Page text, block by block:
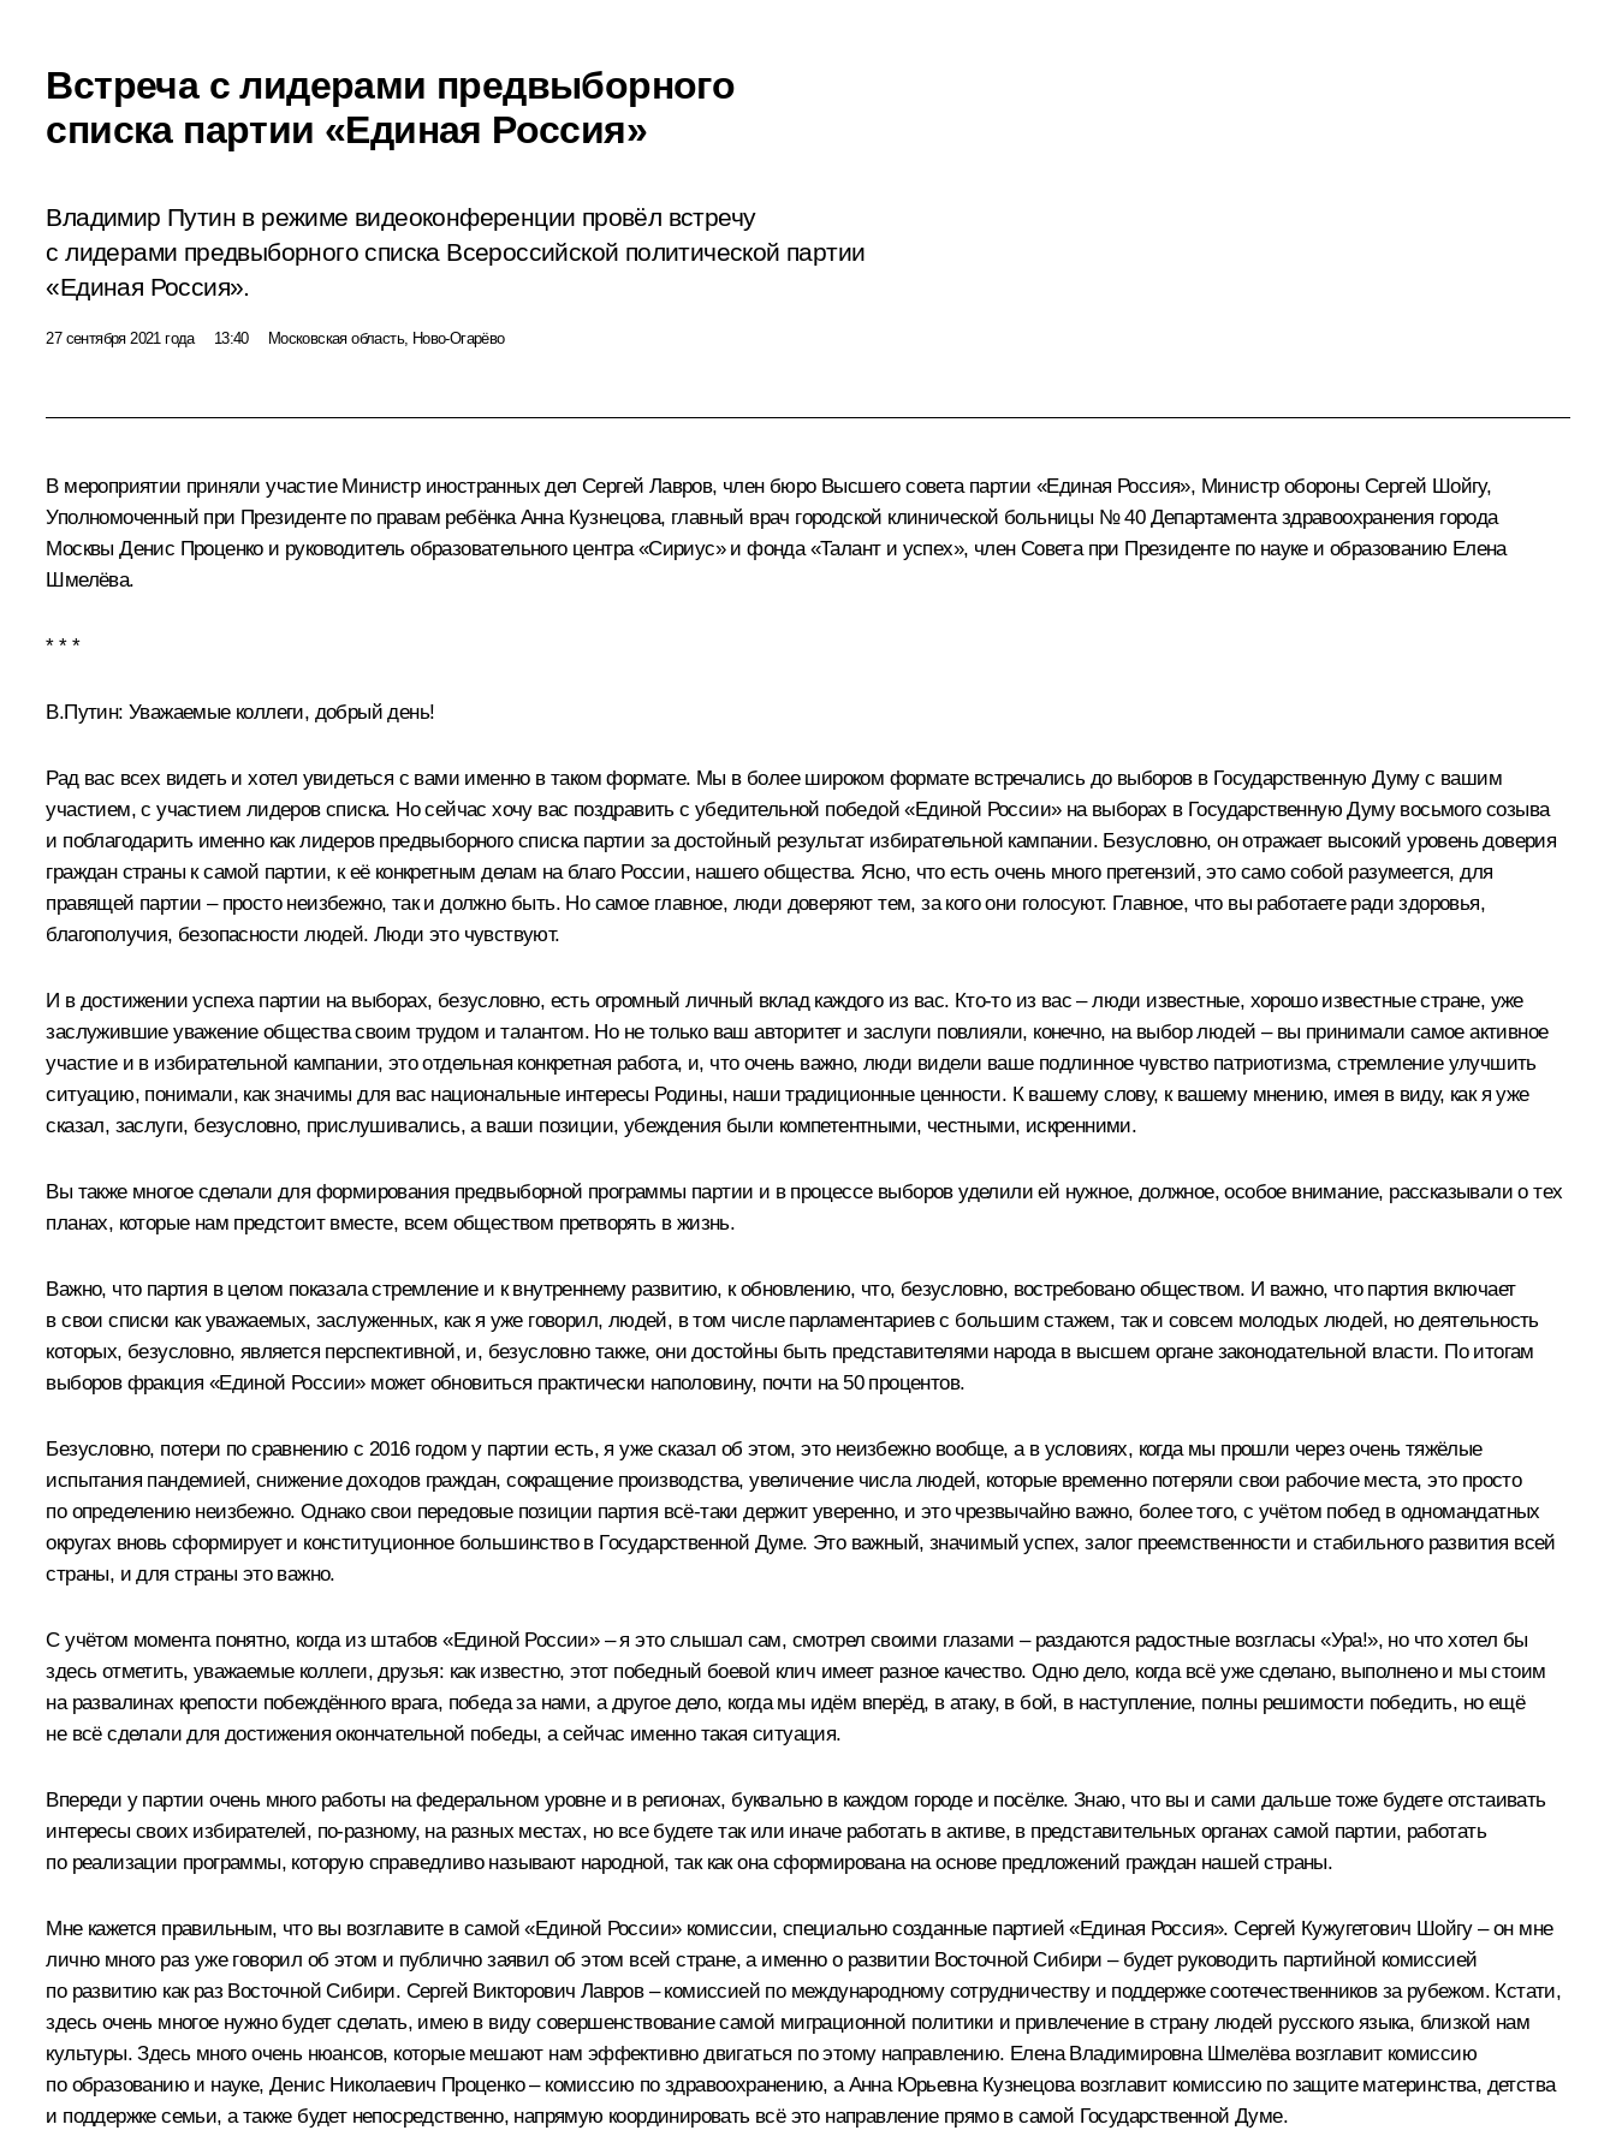
Встреча с лидерами предвыборного
списка партии «Единая Россия»
Владимир Путин в режиме видеоконференции провёл встречу
с лидерами предвыборного списка Всероссийской политической партии
«Единая Россия».
27 сентября 2021 года 13:40 Московская область, Ново-Огарёво
В мероприятии приняли участие Министр иностранных дел Сергей Лавров, член бюро Высшего совета партии «Единая Россия», Министр обороныСергей Шойгу,
Уполномоченный при Президенте по правам ребёнка Анна Кузнецова, главный врач городской клинической больницы № 40 Департамента здравоохранения города
Москвы Денис Проценко и руководитель образовательного центра «Сириус» и фонда «Талант и успех», член Совета при Президенте по науке и образованию Елена
Шмелёва.
* * *
В.Путин: Уважаемые коллеги, добрый день!
Рад вас всех видеть и хотел увидеться с вами именно в таком формате. Мы в более широком формате встречались до выборов в Государственную Думу с вашим
участием, с участием лидеров списка. Но сейчас хочу вас поздравить с убедительной победой «Единой России» на выборах в Государственную Думу восьмого созыва
и поблагодарить именно как лидеров предвыборного списка партии за достойный результат избирательной кампании. Безусловно, он отражает высокий уровень доверия
граждан страны к самой партии, к её конкретным делам на благо России, нашего общества. Ясно, что есть очень много претензий, это само собой разумеется, для
правящей партии – просто неизбежно, так и должно быть. Но самое главное, люди доверяют тем, за кого они голосуют. Главное, что вы работаете ради здоровья,
благополучия, безопасности людей. Люди это чувствуют.
И в достижении успеха партии на выборах, безусловно, есть огромный личный вклад каждого из вас. Кто-то из вас – люди известные, хорошо известные стране, уже
заслужившие уважение общества своим трудом и талантом. Но не только ваш авторитет и заслуги повлияли, конечно, на выбор людей – вы принимали самое активное
участие и в избирательной кампании, это отдельная конкретная работа, и, что очень важно, люди видели ваше подлинное чувство патриотизма, стремление улучшить
ситуацию, понимали, как значимы для вас национальные интересы Родины, наши традиционные ценности. К вашему слову, к вашему мнению, имея в виду, как я уже
сказал, заслуги, безусловно, прислушивались, а ваши позиции, убеждения были компетентными, честными, искренними.
Вы также многое сделали для формирования предвыборной программы партии и в процессе выборов уделили ей нужное, должное, особое внимание, рассказывали о тех
планах, которые нам предстоит вместе, всем обществом претворять в жизнь.
Важно, что партия в целом показала стремление и к внутреннему развитию, к обновлению, что, безусловно, востребовано обществом. И важно, что партия включает
в свои списки как уважаемых, заслуженных, как я уже говорил, людей, в том числе парламентариев с большим стажем, так и совсем молодых людей, но деятельность
которых, безусловно, является перспективной, и, безусловно также, они достойны быть представителями народа в высшем органе законодательной власти. По итогам
выборов фракция «Единой России» может обновиться практически наполовину, почти на 50 процентов.
Безусловно, потери по сравнению с 2016 годом у партии есть, я уже сказал об этом, это неизбежно вообще, а в условиях, когда мы прошли через очень тяжёлые
испытания пандемией, снижение доходов граждан, сокращение производства, увеличение числа людей, которые временно потеряли свои рабочие места, это просто
по определению неизбежно. Однако свои передовые позиции партия всё-таки держит уверенно, и это чрезвычайно важно, более того, с учётом побед в одномандатных
округах вновь сформирует и конституционное большинство в Государственной Думе. Это важный, значимый успех, залог преемственности и стабильного развития всей
страны, и для страны это важно.
С учётом момента понятно, когда из штабов «Единой России» – я это слышал сам, смотрел своими глазами – раздаются радостные возгласы «Ура!», но что хотел бы
здесь отметить, уважаемые коллеги, друзья: как известно, этот победный боевой клич имеет разное качество. Одно дело, когда всё уже сделано, выполнено и мы стоим
на развалинах крепости побеждённого врага, победа за нами, а другое дело, когда мы идём вперёд, в атаку, в бой, в наступление, полны решимости победить, но ещё
не всё сделали для достижения окончательной победы, а сейчас именно такая ситуация.
Впереди у партии очень много работы на федеральном уровне и в регионах, буквально в каждом городе и посёлке. Знаю, что вы и сами дальше тоже будете отстаивать
интересы своих избирателей, по-разному, на разных местах, но все будете так или иначе работать в активе, в представительных органах самой партии, работать
по реализации программы, которую справедливо называют народной, так как она сформирована на основе предложений граждан нашей страны.
Мне кажется правильным, что вы возглавите в самой «Единой России» комиссии, специально созданные партией «Единая Россия». Сергей Кужугетович Шойгу – он мне
лично много раз уже говорил об этом и публично заявил об этом всей стране, а именно о развитии Восточной Сибири – будет руководить партийной комиссией
по развитию как раз Восточной Сибири. Сергей Викторович Лавров – комиссией по международному сотрудничеству и поддержке соотечественников за рубежом. Кстати,
здесь очень многое нужно будет сделать, имею в виду совершенствование самой миграционной политики и привлечение в страну людей русского языка, близкой нам
культуры. Здесь много очень нюансов, которые мешают нам эффективно двигаться по этому направлению. Елена Владимировна Шмелёва возглавит комиссию
по образованию и науке, Денис Николаевич Проценко – комиссию по здравоохранению, а Анна Юрьевна Кузнецова возглавит комиссию по защите материнства, детства
и поддержке семьи, а также будет непосредственно, напрямую координировать всё это направление прямо в самой Государственной Думе.